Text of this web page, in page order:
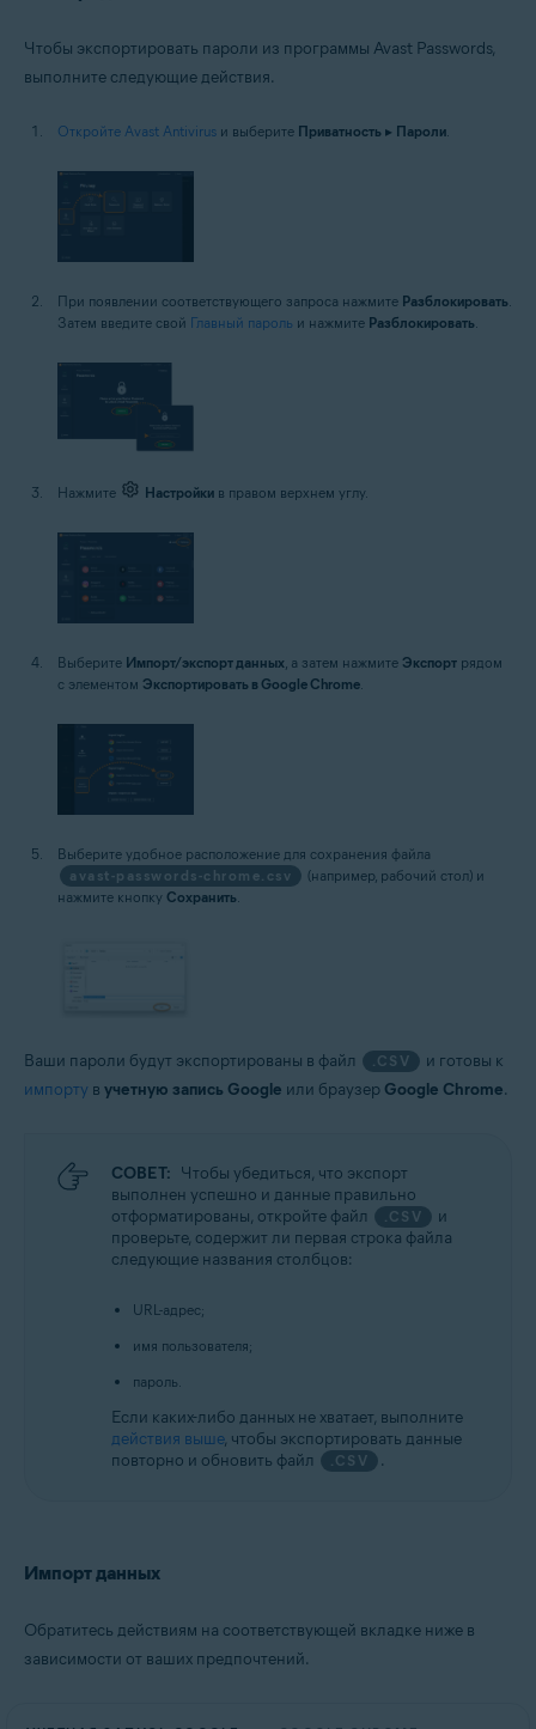
Чтобы экспортировать пароли из программы Avast Passwords,
выполните следующие действия.
Откройте Avast Antivirus и выберите Приватность ▸ Пароли.
При появлении соответствующего запроса нажмите Разблокировать.
Затем введите свой Главный пароль и нажмите Разблокировать.
Нажмите Настройки в правом верхнем углу.
Выберите Импорт/экспорт данных, а затем нажмите Экспорт рядом
с элементом Экспортировать в Google Chrome.
Выберите удобное расположение для сохранения файла
avast-passwords-chrome.csv
(например, рабочий стол) и
нажмите кнопку Сохранить.
Ваши пароли будут экспортированы в файл .CSV
и готовы к
импорту в учетную запись Google или браузер Google Chrome.
СОВЕТ: Чтобы убедиться, что экспорт
выполнен успешно и данные правильно
отформатированы, откройте файл
.CSV
и
проверьте, содержит ли первая строка файла
следующие названия столбцов:
URL-адрес;
имя пользователя;
пароль.
Если каких-либо данных не хватает, выполните
действия выше, чтобы экспортировать данные
повторно и обновить файл
.CSV .
Импорт данных
Обратитесь действиям на соответствующей вкладке ниже в
зависимости от ваших предпочтений.